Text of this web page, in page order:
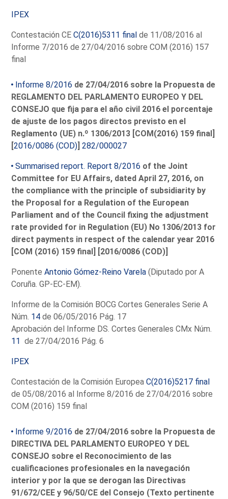
IPEX
Contestación CEC(2016)5311 final de 11/08/2016 al
Informe 7/2016 de 27/04/2016 sobre COM (2016) 157
final
Informe 8/2016 de 27/04/2016 sobre la Propuesta de
REGLAMENTO DEL PARLAMENTO EUROPEO Y DEL
CONSEJO que fija para el año civil 2016 el porcentaje
de ajuste de los pagos directos previsto en el
Reglamento (UE) n.º 1306/2013 [COM(2016) 159 final]
[2016/0086 (COD)]282/000027
Summarised report. Report 8/2016 of the Joint
Committee for EU Affairs, dated April 27, 2016, on
the compliance with the principle of subsidiarity by
the Proposal for a Regulation of the European
Parliament and of the Council fixing the adjustment
rate provided for in Regulation (EU) No 1306/2013 for
direct payments in respect of the calendar year 2016
[COM (2016) 159 final] [2016/0086 (COD)]
PonenteAntonio Gómez-Reino Varela (Diputado por A
Coruña. GP-EC-EM).
Informe de la Comisión BOCG Cortes Generales Serie A
Núm. 14 de 06/05/2016 Pág. 17
Aprobación del Informe DS. Cortes Generales CMx Núm.
11 de 27/04/2016 Pág. 6
IPEX
Contestación de la Comisión EuropeaC(2016)5217 final
de 05/08/2016 al Informe 8/2016 de 27/04/2016 sobre
COM (2016) 159 final
Informe 9/2016 de 27/04/2016 sobre la Propuesta de
DIRECTIVA DEL PARLAMENTO EUROPEO Y DEL
CONSEJO sobre el Reconocimiento de las
cualificaciones profesionales en la navegación
interior y por la que se derogan las Directivas
91/672/CEE y 96/50/CE del Consejo (Texto pertinente